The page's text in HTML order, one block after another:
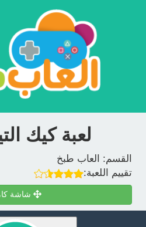
لعبة كيك
القسم:
العاب طبخ
تقييم اللعبة:
شاشة